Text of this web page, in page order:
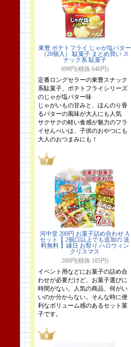
東豊 ポテトフライ じゃが塩バター
（20個入） 駄菓子 まとめ買い ス
ナック系 駄菓子
698円(税抜 646円)
定番ロングセラーの東豊スナック
系駄菓子、ポテトフライシリーズ
のじゃが塩バター味
じゃがいもの甘みと、ほんのり香
るバターの風味が大人にも人気
サクサクの軽い食感が魅力のフラ
イせんべいは、子供のおやつにも
大人のおつまみにも！
河中堂 200円 お菓子詰め合わせ A
セット【 2個口以上でも追加の 送
料無料 】縁日 お祭り ハロウィン
クリスマス
200円(税抜 185円)
イベント用などにお菓子の詰め合
わせが必要だけど、お菓子選びに
時間がない。人気の商品、何がい
いのか分からない。そんな時に便
利なボリューム感のあるセット菓
子です。